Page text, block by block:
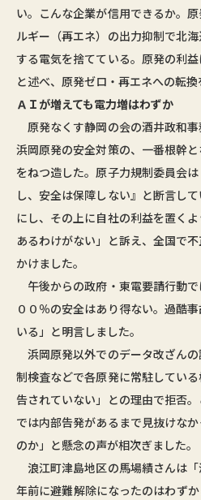
い。こんな企業が信用できるか。
ルギー（再エネ）の出力抑制で北
する電気を捨てている。原発の利益
と述べ、原発ゼロ・再エネへの転換
ＡＩが増えても電力増はわずか
原発なくす静岡の会の酒井政和
浜岡原発の安全対策の、一番根幹
をねつ造した。原子力規制委員会
し、安全は保障しない』と断言し
にし、その上に自社の利益を置く
あるわけがない」と訴え、全国で
かけました。
午後からの政府・東電要請行動
００％の安全はあり得ない。過酷
いる」と明言しました。
浜岡原発以外でのデータ改ざん
制検査などで各原発に常駐してい
告されていない」との理由で拒否
では内部告発があるまで見抜けな
のか」と懸念の声が相次ぎました。
浪江町津島地区の馬場績さんは
年前に避難解除になったのはわず